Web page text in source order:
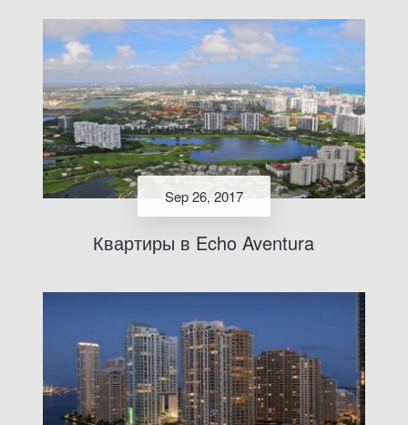
Sep 26, 2017
Квартиры в Echo Aventura